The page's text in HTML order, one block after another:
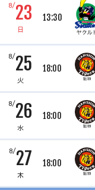
8/23
日
13:30
8/25
火
18:00
8/26
水
18:00
8/27
木
18:00